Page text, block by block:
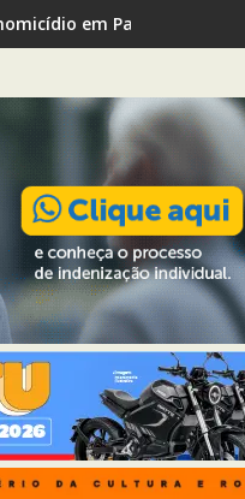
de vento de até 80 km/h